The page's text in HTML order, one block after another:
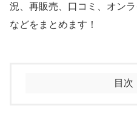
況、再販売、口コミ、オン
などをまとめます！
目次